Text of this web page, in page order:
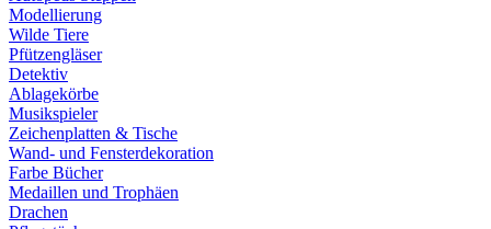
Modellierung
Wilde Tiere
Pfützengläser
Detektiv
Ablagekörbe
Musikspieler
Zeichenplatten & Tische
Wand- und Fensterdekoration
Farbe Bücher
Medaillen und Trophäen
Drachen